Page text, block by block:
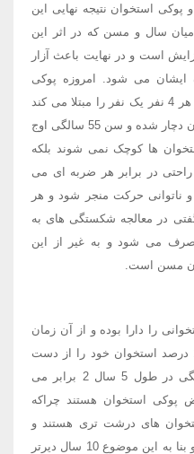
استخوان نتیجه نهایی این
سال و مسن که در اثر این
است و در نهایت باعث آزار
می شود. امروزه پوکی
استخوان در سنین بعد از یایسگی از هر 4 نفر یک نفر را مبتلا می کند
و از هر 10نفر یک نفر به نوع شدید آن دچار شده و سن 55 سالگی اوج
ها کوچک نمی شوند بلکه
در برابر هر ضربه ای می
ناتوانی حرکت منجر شود و هر
در معالجه شکستگی های به
صرف می شود و به غیر از این
مسن است.
استخوانی را دارا بوده و از آن زمان
به بعد هر ساله به طور متوسط 1/2 درصد استخوان خود را از دست
می دهند. این میزان به دنبال یایسگی در طول 5 سال 2 برابر می
معرض پوکی استخوان هستند چراکه
های درشت تری هستند و
میزان مصرف کلسیم بیشتری دارند و بنا به این موضوع 10 سال دیرتر